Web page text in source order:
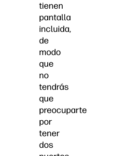
tienen
pantalla
incluida,
de
modo
que
no
tendrás
que
preocuparte
por
tener
dos